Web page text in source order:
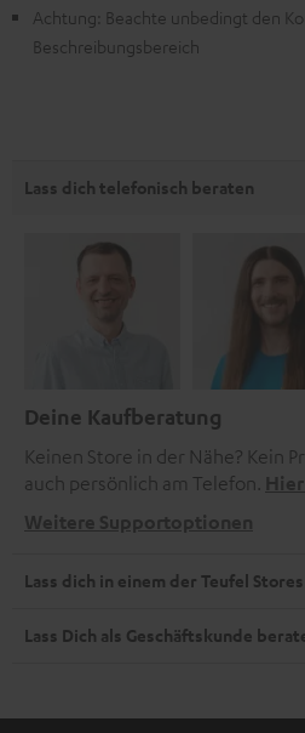
Achtung: Beachte unbedingt den
Beschreibungsbereich
Lass dich telefonisch beraten
Deine Kaufberatung
Keinen Store in der Nähe? Kein
auch persönlich am Telefon.
Weitere Supportoptionen
Lass dich in einem der Teufel
Lass Dich als Geschäftskunde